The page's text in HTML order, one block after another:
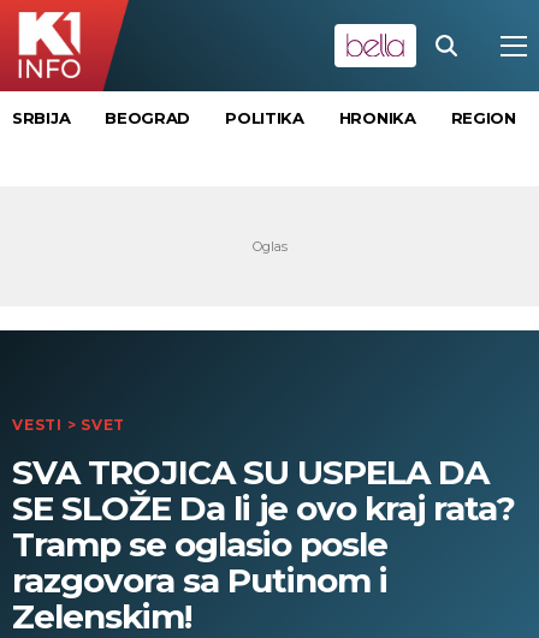
SRBIJA BEOGRAD POLITIKA HRONIKA REGION
VESTI > SVET
SVA TROJICA SU USPELA DA
SE SLOŽE Da li je ovo kraj rata?
Tramp se oglasio posle
razgovora sa Putinom i
Zelenskim!